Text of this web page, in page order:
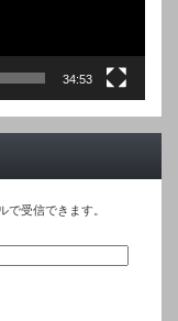
34:53
で受信できます。